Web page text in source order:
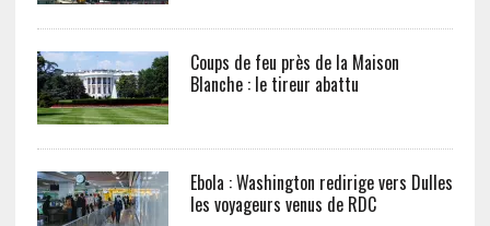
Coups de feu près de la Maison
Blanche : le tireur abattu
Ebola : Washington redirige vers Dulles
les voyageurs venus de RDC